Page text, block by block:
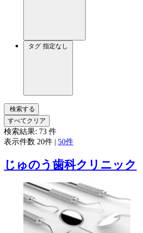
タグ 指定なし
検索する
すべてクリア
検索結果: 73 件
表示件数 20件 | 50件
じゅのう歯科クリニック